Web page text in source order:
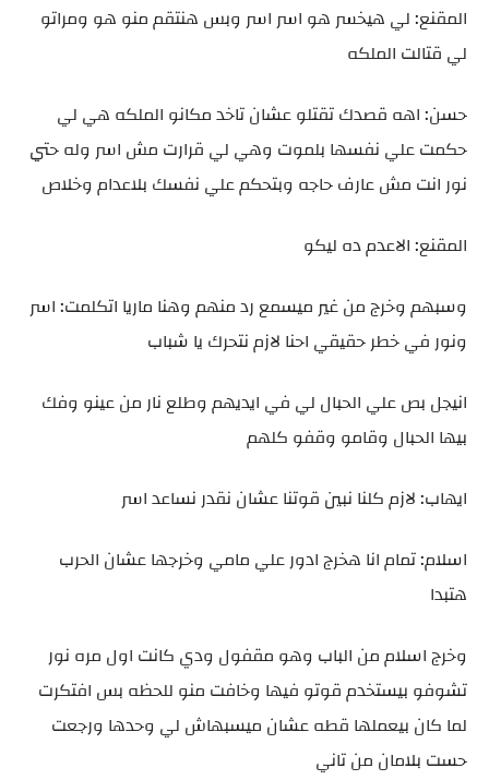
المقنع: لي هيخسر هو اسر اسر وبس هنتقم منو هو ومراتو
لي قتالت الملكه
حسن: اهه قصدك تقتلو عشان تاخد مكانو الملكه هي لي
حكمت علي نفسها بلموت وهي لي قرارت مش اسر وله حتي
نور انت مش عارف حاجه وبتحكم علي نفسك بلاعدام وخلاص
المقنع: الاعدم ده ليكو
وسبهم وخرج من غير ميسمع رد منهم وهنا ماريا اتكلمت: اسر
ونور في خطر حقيقي احنا لازم نتحرك يا شباب
انيجل بص علي الحبال لي في ايديهم وطلع نار من عينو وفك
بيها الحبال وقامو وقفو كلهم
ايهاب: لازم كلنا نبين قوتنا عشان نقدر نساعد اسر
اسلام: تمام انا هخرج ادور علي مامي وخرجها عشان الحرب
هتبدا
وخرج اسلام من الباب وهو مقفول ودي كانت اول مره نور
تشوفو بيستخدم قوتو فيها وخافت منو للحظه بس افتكرت
لما كان بيعملها قطه عشان ميسبهاش لي وحدها ورجعت
حست بلامان من تاني